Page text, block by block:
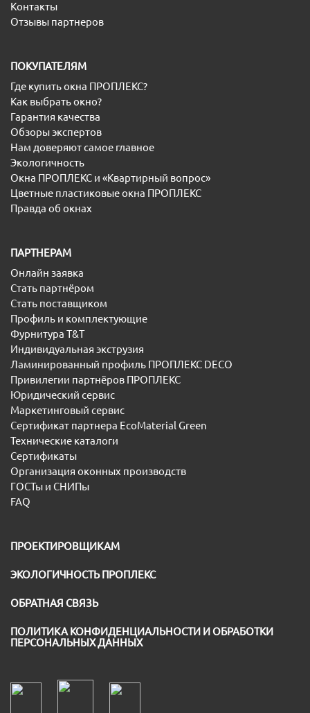
Контакты
Отзывы партнеров
ПОКУПАТЕЛЯМ
Где купить окна ПРОПЛЕКС?
Как выбрать окно?
Гарантия качества
Обзоры экспертов
Нам доверяют самое главное
Экологичность
Окна ПРОПЛЕКС и «Квартирный вопрос»
Цветные пластиковые окна ПРОПЛЕКС
Правда об окнах
ПАРТНЕРАМ
Онлайн заявка
Стать партнёром
Стать поставщиком
Профиль и комплектующие
Фурнитура T&T
Индивидуальная экструзия
Ламинированный профиль ПРОПЛЕКС DECO
Привилегии партнёров ПРОПЛЕКС
Юридический сервис
Маркетинговый сервис
Сертификат партнера EcoMaterial Green
Технические каталоги
Сертификаты
Организация оконных производств
ГОСТы и СНИПы
FAQ
ПРОЕКТИРОВЩИКАМ
ЭКОЛОГИЧНОСТЬ ПРОПЛЕКС
ОБРАТНАЯ СВЯЗЬ
ПОЛИТИКА КОНФИДЕНЦИАЛЬНОСТИ И ОБРАБОТКИ
ПЕРСОНАЛЬНЫХ ДАННЫХ